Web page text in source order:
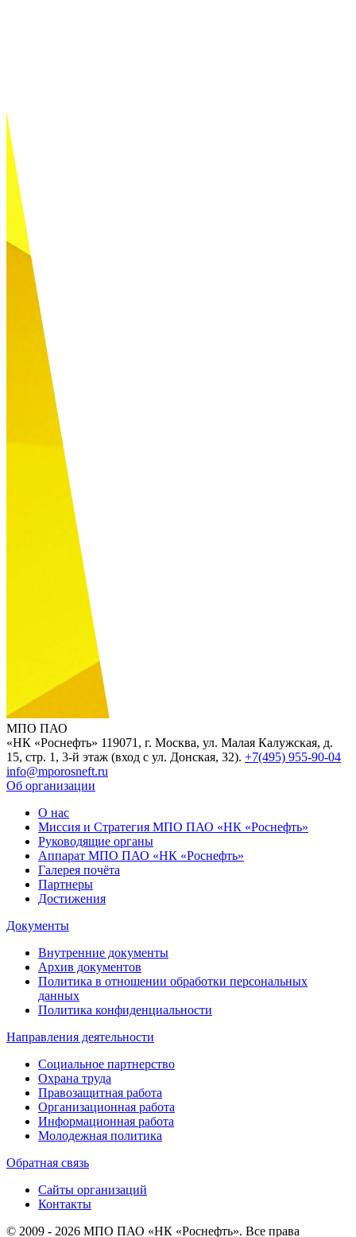
МПО ПАО
«НК «Роснефть» 119071, г. Москва, ул. Малая Калужская, д.
15, стр. 1, 3-й этаж (вход с ул. Донская, 32). +7(495) 955-90-04
info@mporosneft.ru
Об организации
О нас
Миссия и Стратегия МПО ПАО «НК «Роснефть»
Руководящие органы
Аппарат МПО ПАО «НК «Роснефть»
Галерея почёта
Партнеры
Достижения
Документы
Внутренние документы
Архив документов
Политика в отношении обработки персональных
данных
Политика конфиденциальности
Направления деятельности
Социальное партнерство
Охрана труда
Правозащитная работа
Организационная работа
Информационная работа
Молодежная политика
Обратная связь
Сайты организаций
Контакты
© 2009 - 2026 МПО ПАО «НК «Роснефть». Все права